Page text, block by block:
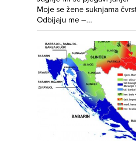
Moje se žene suknjama
Odbijaju me –...